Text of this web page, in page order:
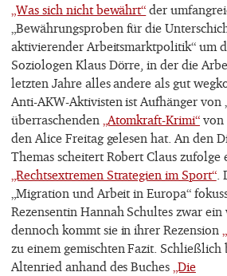
„Was sich nicht bewährt“ der
„Bewährungsproben für die
aktivierender Arbeitsmarktpolitik“ um
Soziologen Klaus Dörre, in der die
letzten Jahre alles andere als gut
Anti-AKW-Aktivisten ist Aufhänger von
überraschenden „Atomkraft-Krimi“von
den Alice Freitag gelesen hat. An den
Themas scheitert Robert Claus zufolge
„Rechtsextremen Strategien im Sport“.
„Migration und Arbeit in Europa“
Rezensentin Hannah Schultes zwar ein
dennoch kommt sie in ihrer Rezension
zu einem gemischten Fazit. Schließlich
Altenried anhand des Buches „Die